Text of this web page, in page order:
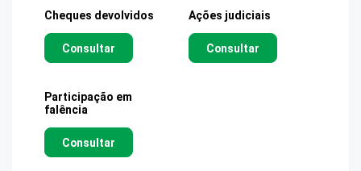
Cheques devolvidos
Consultar
Ações judiciais
Consultar
Participação em
falência
Consultar